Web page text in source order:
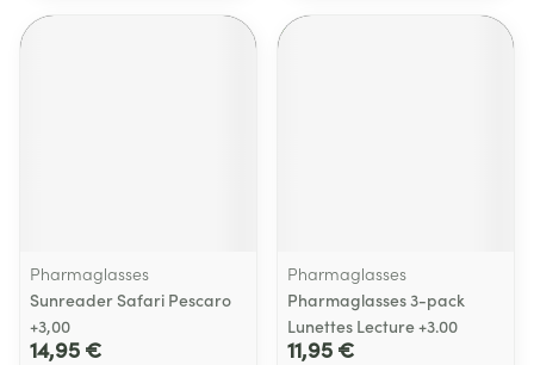
Pharmaglasses
Sunreader Safari Pescaro
+3,00
14,95 €
Pharmaglasses
Pharmaglasses 3-pack
Lunettes Lecture +3.00
11,95 €